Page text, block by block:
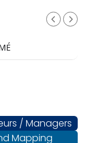
/ Managers
Mapping